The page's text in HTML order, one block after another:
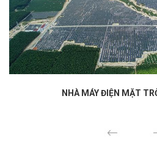
Previous
NHÀ MÁY ĐIỆN MẶT